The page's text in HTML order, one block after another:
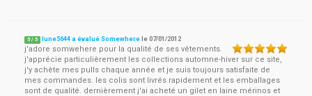
5 / 5 lune5644 a évalué Somewhere le07/01/2012
j'adore somwehere pour la qualité de ses vêtements.
j'apprécie particulièrement les collections automne-hiver sur ce site,
j'y achète mes pulls chaque année et je suis toujours satisfaite de
mes commandes. les colis sont livrés rapidement et les emballages
sont de qualité. dernièrement j'ai acheté un gilet en laine mérinos et